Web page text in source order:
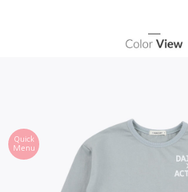
Quick
Menu